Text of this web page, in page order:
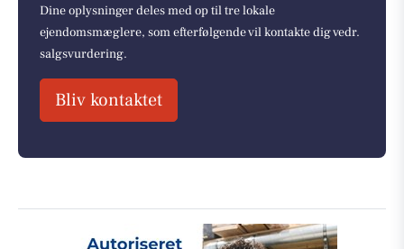
Dine oplysninger deles med op til tre lokale
ejendomsmæglere, som efterfølgende vil kontakte dig vedr.
salgsvurdering.
Bliv kontaktet